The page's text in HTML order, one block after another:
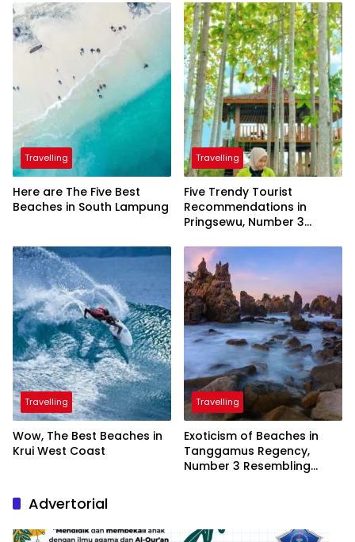
Travelling
Here are The Five Best
Beaches in South Lampung
Travelling
Five Trendy Tourist
Recommendations in
Pringsewu, Number 3
President
Travelling
Wow, The Best Beaches in
Krui West Coast
Travelling
Exoticism of Beaches in
Tanggamus Regency,
Number 3 Resembling
Advertorial